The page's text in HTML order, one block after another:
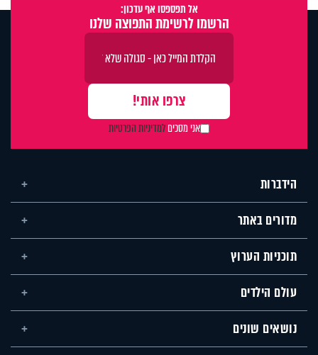
אל תפספסו אף עדכון:
הרשמו לרשימת התפוצה שלנו
אני מסכיםלמדיניות הפרטיות
הידברות
מדורים באתר
תוכניות הערוץ
עולם הילדים
נושאים שונים